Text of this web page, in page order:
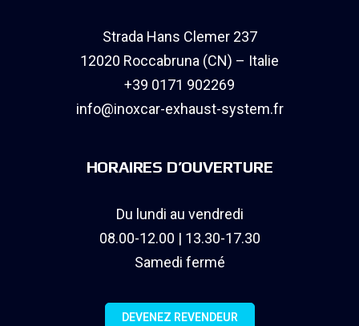
Strada Hans Clemer 237
12020 Roccabruna (CN) – Italie
+39 0171 902269
info@inoxcar-exhaust-system.fr
HORAIRES D’OUVERTURE
Du lundi au vendredi
08.00-12.00 | 13.30-17.30
Samedi fermé
DEVENEZ REVENDEUR